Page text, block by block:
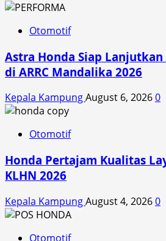
Otomotif
Astra Honda Siap
di ARRC Mandalika 2026
Kepala KampungAugust 6, 20260
Otomotif
Honda Pertajam Kualitas
KLHN 2026
Kepala KampungAugust 4, 20260
Otomotif